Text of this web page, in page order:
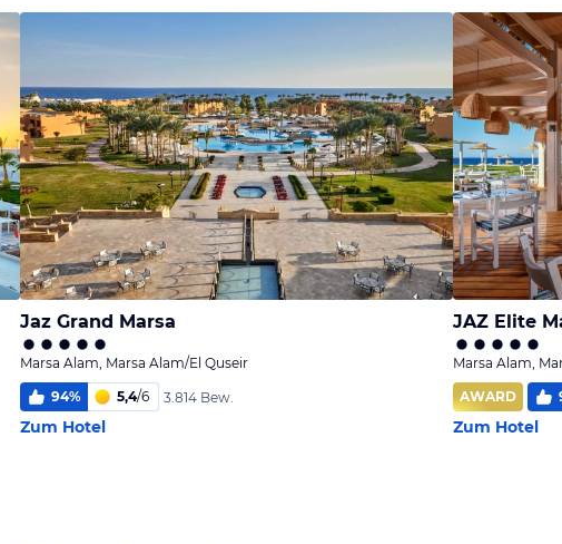
Jaz Grand Marsa
Marsa Alam, Marsa Alam/El Quseir
94% 5,4/6 3.814 Bew.
Zum Hotel
JAZ Elite
Marsa Alam,
AWARD
Zum Hotel